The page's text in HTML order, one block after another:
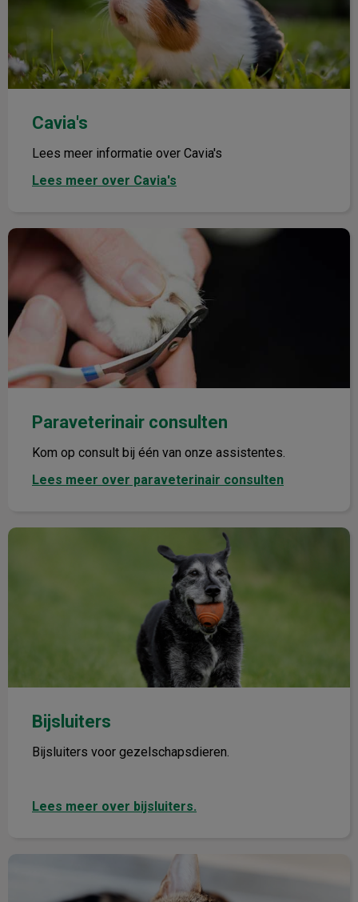
Cavia's
Lees meer informatie over Cavia's
Lees meer over Cavia's
Paraveterinair consulten
Paraveterinair consulten
Kom op consult bij één van onze assistentes.
Lees meer over paraveterinair consulten
Bijsluiters
Bijsluiters voor gezelschapsdieren.
Lees meer over bijsluiters.